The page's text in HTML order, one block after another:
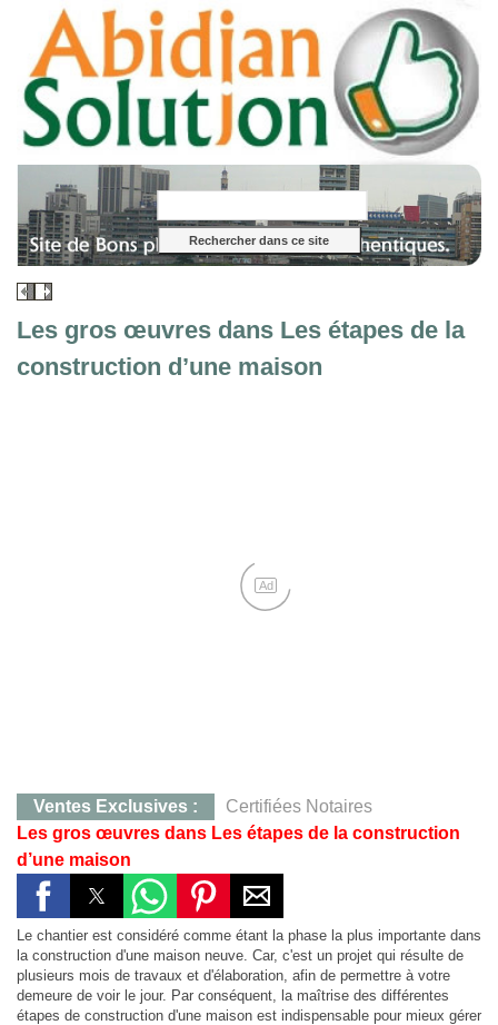
Les gros œuvres dans Les étapes de la
construction d’une maison
Ad
Ventes Exclusives :
Certifiées Notaires
CONTACT :
0707283405, M. KOFFI
Yamoussoukro :
Yakro :
Qt Mlock 823 m²,12 millions
Agboville :
Hevéa 38 Ha, 130 millions, Certificat Foncier Individuel
Agboville :
38 Ha à 130 millions
2 Pltx Vallon :
Appartement 4 pièces, 120 millions, Acte Notarié + Acte de Propriété Foncière
Les gros œuvres dans Les étapes de la construction
d’une maison
Le chantier est considéré comme étant la phase la plus importante dans
la construction d'une maison neuve. Car, c'est un projet qui résulte de
plusieurs mois de travaux et d'élaboration, afin de permettre à votre
demeure de voir le jour. Par conséquent, la maîtrise des différentes
étapes de construction d'une maison est indispensable pour mieux gérer